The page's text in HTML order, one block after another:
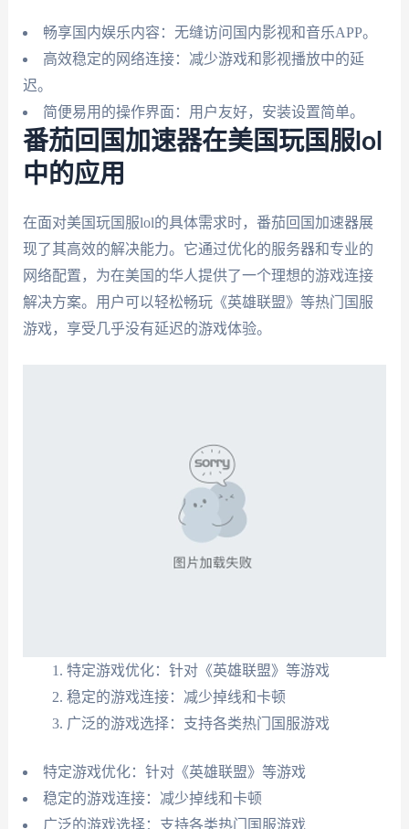
畅享国内娱乐内容：无缝访问国内影视和音乐APP。
高效稳定的网络连接：减少游戏和影视播放中的延
迟。
简便易用的操作界面：用户友好，安装设置简单。
番茄回国加速器在美国玩国服lol
中的应用
在面对美国玩国服lol的具体需求时，番茄回国加速器展
现了其高效的解决能力。它通过优化的服务器和专业的
网络配置，为在美国的华人提供了一个理想的游戏连接
解决方案。用户可以轻松畅玩《英雄联盟》等热门国服
游戏，享受几乎没有延迟的游戏体验。
特定游戏优化：针对《英雄联盟》等游戏
稳定的游戏连接：减少掉线和卡顿
广泛的游戏选择：支持各类热门国服游戏
特定游戏优化：针对《英雄联盟》等游戏
稳定的游戏连接：减少掉线和卡顿
广泛的游戏选择：支持各类热门国服游戏